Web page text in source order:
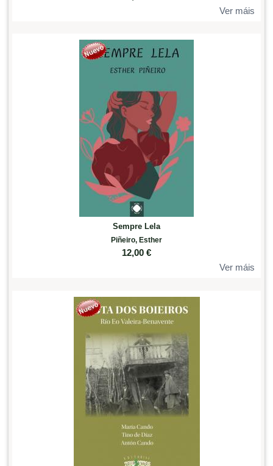
Ver máis
Sempre Lela
Piñeiro, Esther
12,00 €
Ver máis